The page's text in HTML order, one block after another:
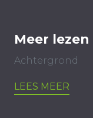
Meer
Achtergrond
LEES MEER